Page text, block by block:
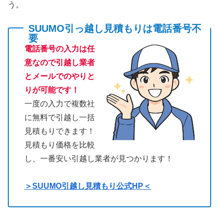
う。
SUUMO引っ越し見積もりは電話番号不
要
電話番号の入力は任
意なので引越し業者
とメールでのやりと
りが可能です！
一度の入力で複数社
に無料で引越し一括
見積もりできます！
見積もり価格を比較
し、一番安い引越し業者が見つかります！
＞SUUMO引越し見積もり公式HP＜